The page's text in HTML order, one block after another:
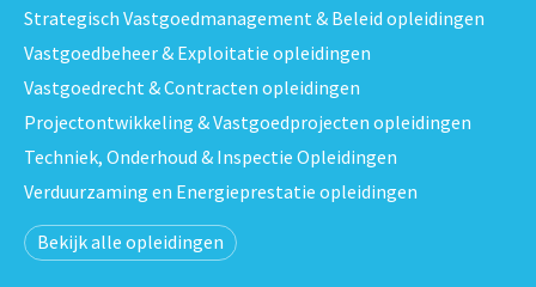
Strategisch Vastgoedmanagement & Beleid opleidingen
Vastgoedbeheer & Exploitatie opleidingen
Vastgoedrecht & Contracten opleidingen
Projectontwikkeling & Vastgoedprojecten opleidingen
Techniek, Onderhoud & Inspectie Opleidingen
Verduurzaming en Energieprestatie opleidingen
Bekijk alle opleidingen